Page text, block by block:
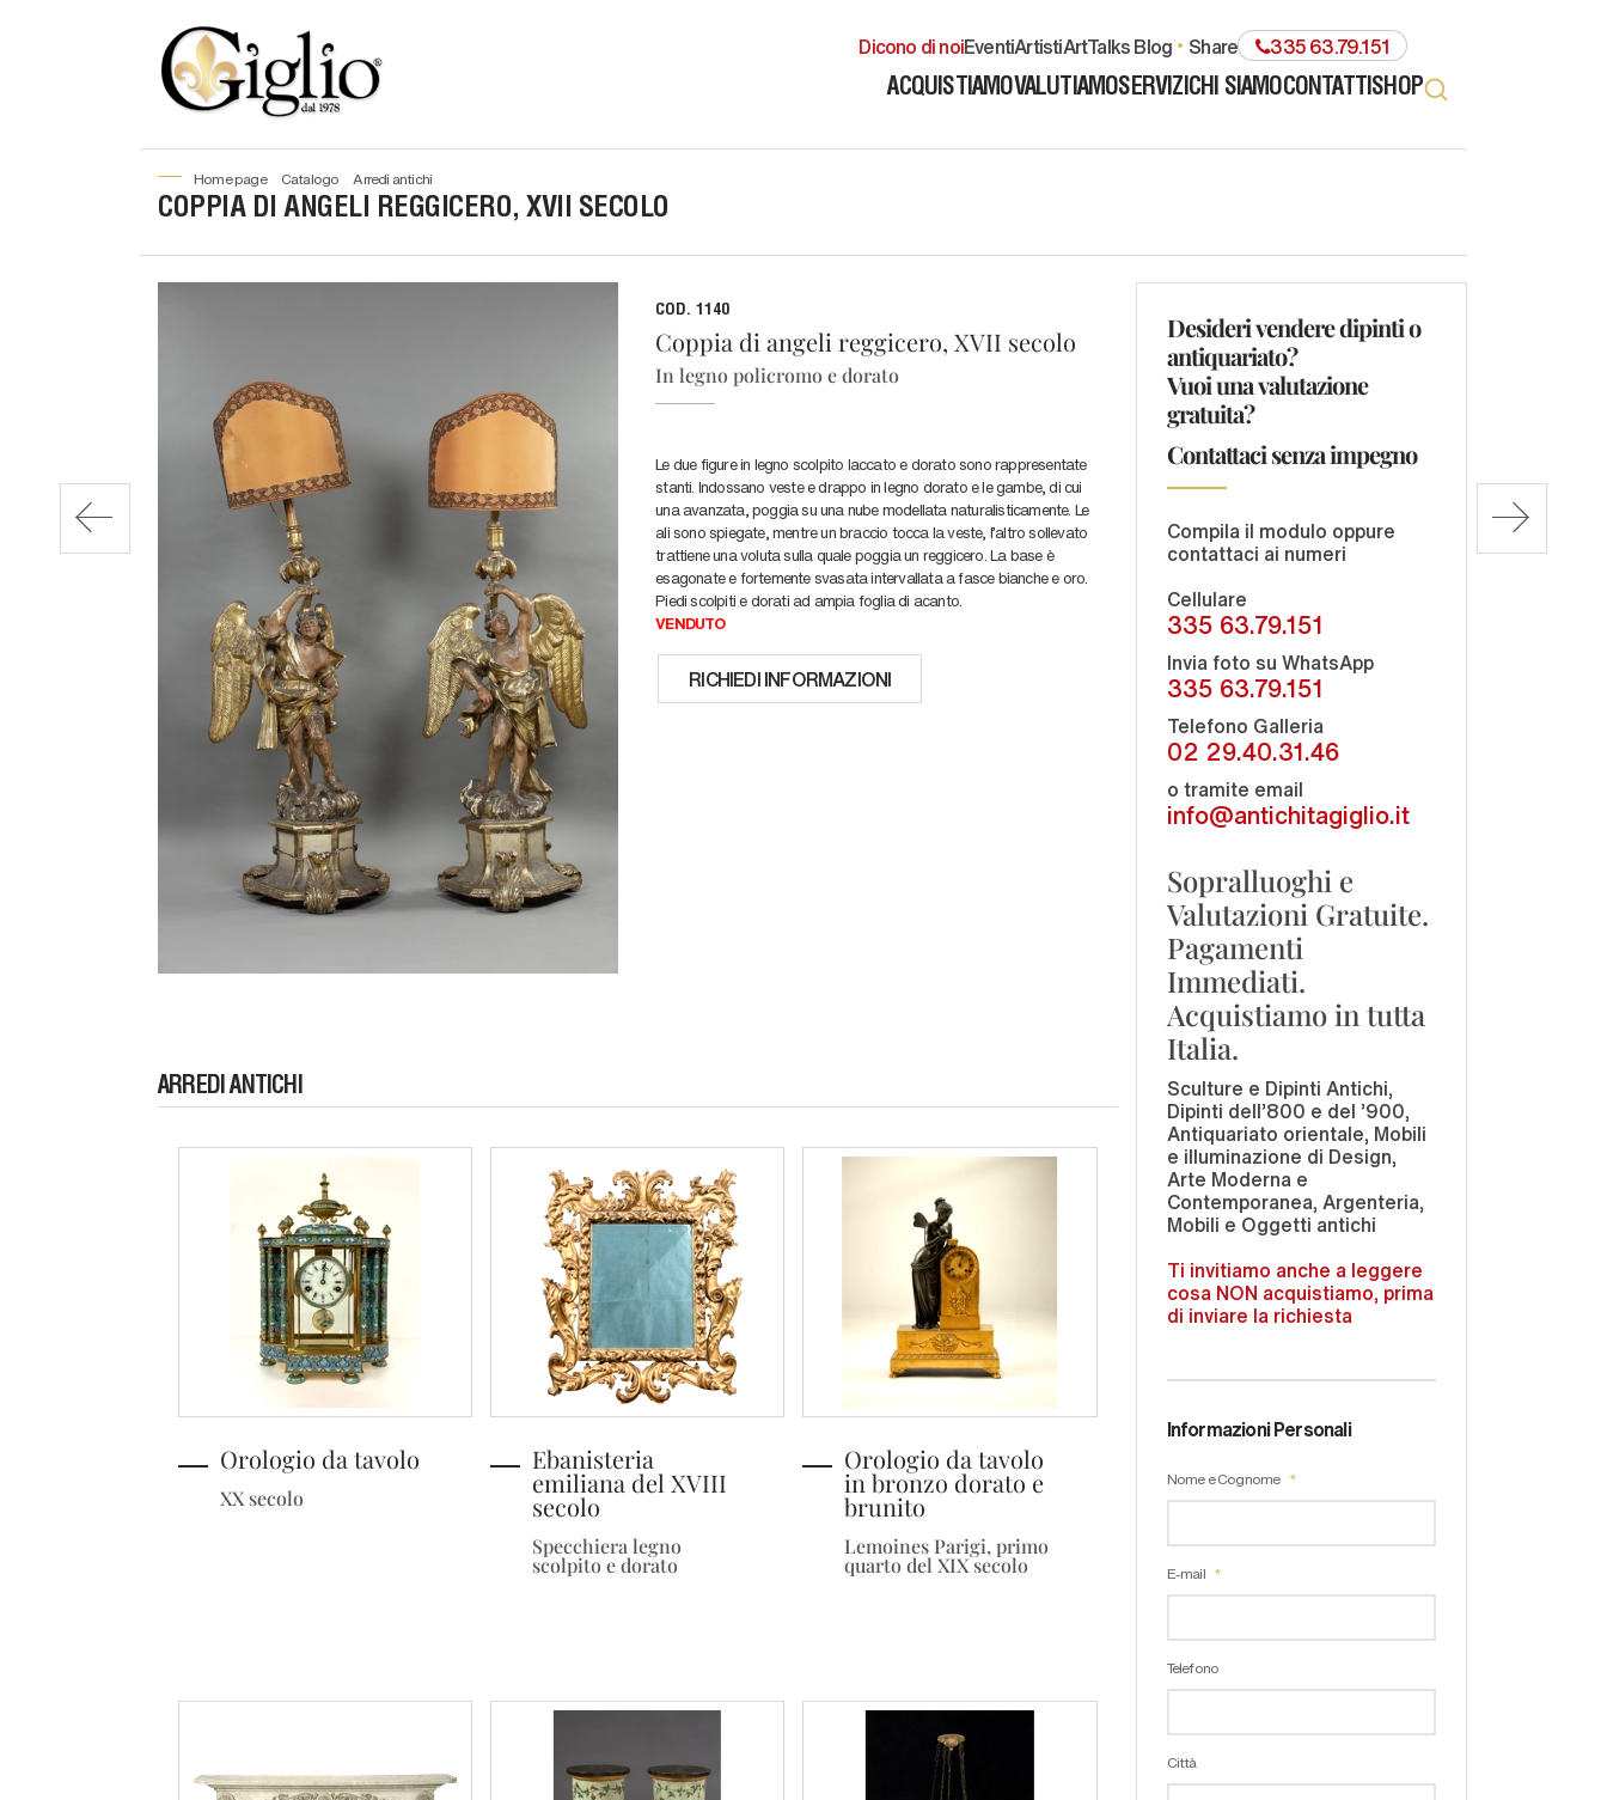
Dicono di noiEventiArtistiArtTalks Blog share 335 63.79.151
ACQUISTIAMOVALUTIAMOSERVIZICHI SIAMOCONTATTISHOP
home page catalogo arredi antichi
COPPIA DI ANGELI REGGICERO, XVII SECOLO
COD. 1140
Coppia di angeli reggicero, XVII secolo
In legno policromo e dorato
Le due figure in legno scolpito laccato e dorato sono rappresentate
stanti. Indossano veste e drappo in legno dorato e le gambe, di cui
una avanzata, poggia su una nube modellata naturalisticamente. Le
ali sono spiegate, mentre un braccio tocca la veste, l'altro sollevato
trattiene una voluta sulla quale poggia un reggicero. La base è
esagonate e fortemente svasata intervallata a fasce bianche e oro.
Piedi scolpiti e dorati ad ampia foglia di acanto.
VENDUTO
RICHIEDI INFORMAZIONI
ARREDI ANTICHI
Orologio da tavolo
XX secolo
Ebanisteria
emiliana del XVIII
secolo
Specchiera legno
scolpito e dorato
Orologio da tavolo
in bronzo dorato e
brunito
Lemoines Parigi, primo
quarto del XIX secolo
Desideri vendere dipinti o
antiquariato?
Vuoi una valutazione
gratuita?
Contattaci senza impegno
Compila il modulo oppure
contattaci ai numeri
Cellulare
335 63.79.151
Invia foto su WhatsApp
335 63.79.151
Telefono Galleria
02 29.40.31.46
o tramite email
info@antichitagiglio.it
Sopralluoghi e
Valutazioni Gratuite.
Pagamenti
Immediati.
Acquistiamo in tutta
Italia.
Sculture e Dipinti Antichi,
Dipinti dell'800 e del '900,
Antiquariato orientale, Mobili
e illuminazione di Design,
Arte Moderna e
Contemporanea, Argenteria,
Mobili e Oggetti antichi
Ti invitiamo anche a leggere
cosa NON acquistiamo, prima
di inviare la richiesta
Informazioni Personali
Nome e Cognome
E-mail
Telefono
Città